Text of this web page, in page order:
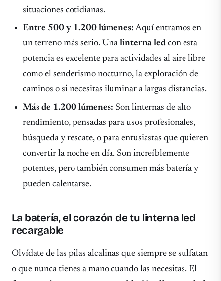
situaciones cotidianas.
Entre 500 y 1.200 lúmenes: Aquí entramos en
un terreno más serio. Unalinterna led con esta
potencia es excelente para actividades al aire libre
como el senderismo nocturno, la exploración de
caminos o si necesitas iluminar a largas distancias.
Más de 1.200 lúmenes: Son linternas de alto
rendimiento, pensadas para usos profesionales,
búsqueda y rescate, o para entusiastas que quieren
convertir la noche en día. Son increíblemente
potentes, pero también consumen más batería y
pueden calentarse.
La batería, el corazón de tu linterna led
recargable
Olvídate de las pilas alcalinas que siempre se sulfatan
o que nunca tienes a mano cuando las necesitas. El